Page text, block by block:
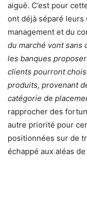
aiguë. C’est pour
ont déjà séparé leurs
management et du
du marché vont sans
les banques
clients pourront
produits, provenant
catégorie de
rapprocher des
autre priorité pour
positionnées sur de
échappé aux aléas